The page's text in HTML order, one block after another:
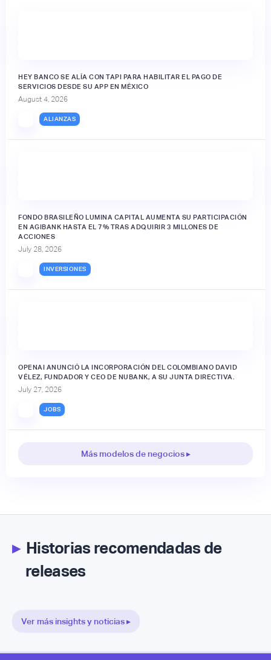
HEY BANCO SE ALÍA CON TAPI PARA HABILITAR EL PAGO DE
SERVICIOS DESDE SU APP EN MÉXICO
August 4, 2026
ALIANZAS
FONDO BRASILEÑO LUMINA CAPITAL AUMENTA SU PARTICIPACIÓN
EN AGIBANK HASTA EL 7% TRAS ADQUIRIR 3 MILLONES DE
ACCIONES
July 28, 2026
INVERSIONES
OPENAI ANUNCIÓ LA INCORPORACIÓN DEL COLOMBIANO DAVID
VÉLEZ, FUNDADOR Y CEO DE NUBANK, A SU JUNTA DIRECTIVA.
July 27, 2026
JOBS
Más modelos de negocios ▸
▸Historias recomendadas de
releases
Ver más insights y noticias ▸